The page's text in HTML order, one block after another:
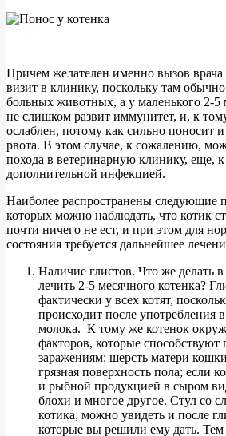
Причем желателен именно вызов
визит в клинику, поскольку там
больных животных, а у маленького 2-5
не слишком развит иммунитет, и, к
ослаблен, потому как сильно поносит
рвота. В этом случае, к сожалению,
похода в ветеринарную клинику, еще,
дополнительной инфекцией.
Наиболее распространены следующие
которых можно наблюдать, что котик
почти ничего не ест, и при этом для
состояния требуется дальнейшее
Наличие глистов. Что же делать
лечить 2-5 месячного котенка?
фактически у всех котят,
происходит после употребления
молока. К тому же котенок
факторов, которые
заражениям: шерсть матери
грязная поверхность пола; если
и рыбной продукцией в сыром
блохи и многое другое. Стул со
котика, можно увидеть и после
которые вы решили ему дать.